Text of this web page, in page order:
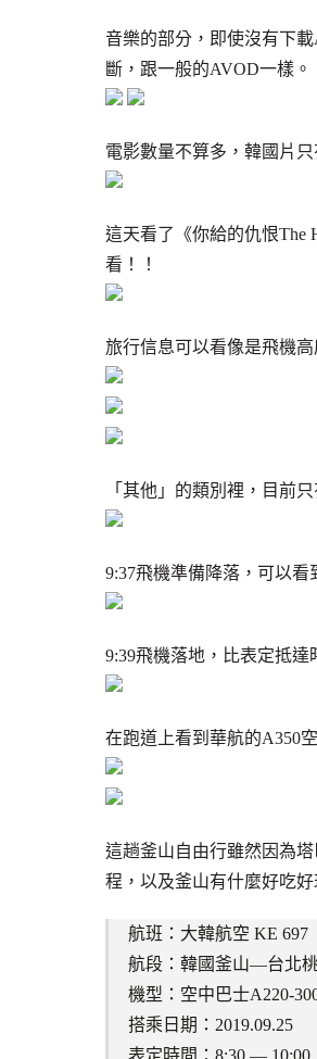
音樂的部分，即使沒有下
斷，跟一般的AVOD一樣。
電影數量不算多，韓國片
這天看了《你給的仇恨The
看！！
旅行信息可以看像是飛機
「其他」的類別裡，目前
9:37飛機準備降落，可以看
9:39飛機落地，比表定抵達
在跑道上看到華航的A350
這趟釜山自由行雖然因為
程，以及釜山有什麼好吃好
航班：大韓航空 KE 697
航段：韓國釜山—台北
機型：空中巴士A220-
搭乘日期：2019.09.25